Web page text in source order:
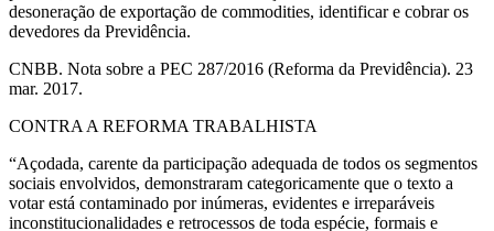
desoneração de exportação de commodities, identificar e cobrar os
devedores da Previdência.
CNBB. Nota sobre a PEC 287/2016 (Reforma da Previdência). 23
mar. 2017.
CONTRA A REFORMA TRABALHISTA
“Açodada, carente da participação adequada de todos os segmentos
sociais envolvidos, demonstraram categoricamente que o texto a
votar está contaminado por inúmeras, evidentes e irreparáveis
inconstitucionalidades e retrocessos de toda espécie, formais e